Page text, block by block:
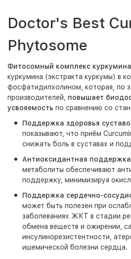
Doctor's Best
Phytosome
Фитосомный комплекс куркумина
куркумина (экстракта куркумы) в
фосфатидилхолином, которая, по
производителей, повышает
усвояемость по сравнению со
Поддержка здоровья
показывают, что приём
снижать боль в суставах и
Антиоксидантная поддержка
метаболиты обеспечивают
поддержку, минимизируя
Поддержка сердечно-
может быть полезен при
заболеваниях ЖКТ в стадии
обмена веществ и ожирении,
инсулинорезистентности,
ишемической болезни сердца.